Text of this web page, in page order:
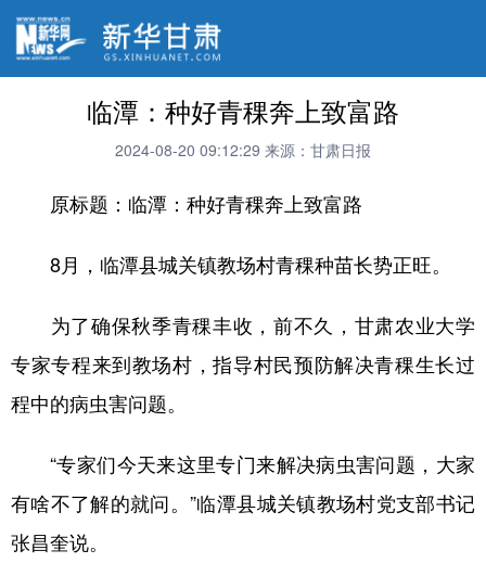
临潭：种好青稞奔上致富路
2024-08-20 09:12:29 来源：甘肃日报
原标题：临潭：种好青稞奔上致富路
8月，临潭县城关镇教场村青稞种苗长势正旺。
为了确保秋季青稞丰收，前不久，甘肃农业大学
专家专程来到教场村，指导村民预防解决青稞生长过
程中的病虫害问题。
“专家们今天来这里专门来解决病虫害问题，大家
有啥不了解的就问。”临潭县城关镇教场村党支部书记
张昌奎说。